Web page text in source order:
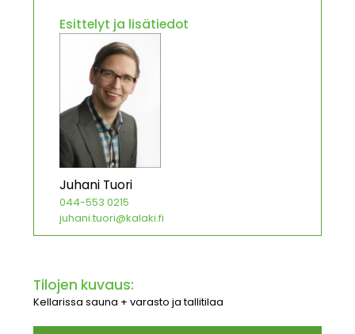
Esittelyt ja lisätiedot
Juhani Tuori
044-553 0215
juhani.tuori@kalaki.fi
Tilojen kuvaus:
Kellarissa sauna + varasto ja tallitilaa